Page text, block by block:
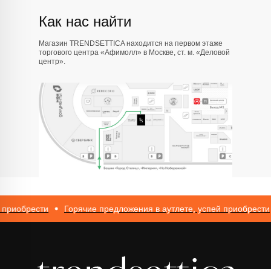
Как нас найти
Магазин TRENDSETTICA находится на первом этаже
торгового центра «Афимолл» в Москве, ст. м. «Деловой
центр».
Горячие предложения в аутлете, успей приобрести